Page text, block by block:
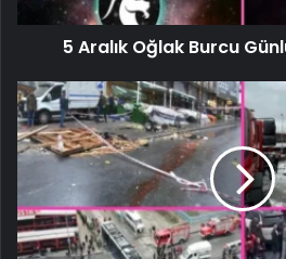
5 Aralık Oğlak Burcu